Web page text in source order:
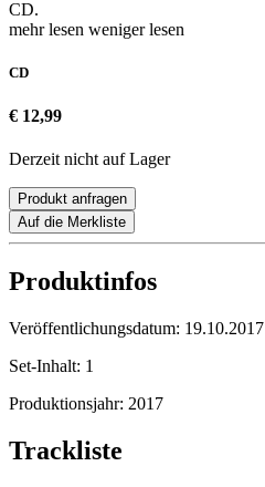
CD.
mehr lesen weniger lesen
CD
€ 12,99
Derzeit nicht auf Lager
Produkt anfragen
Auf die Merkliste
Produktinfos
Veröffentlichungsdatum: 19.10.2017
Set-Inhalt: 1
Produktionsjahr: 2017
Trackliste